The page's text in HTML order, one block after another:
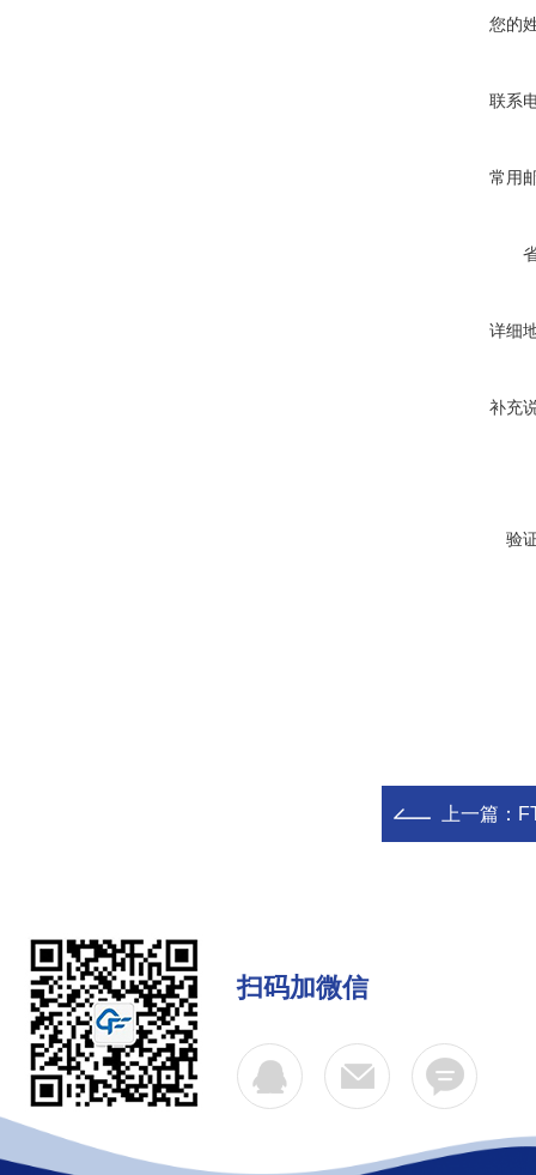
您的
联系
常用
详细
补充
验
上一篇：
扫码加微信